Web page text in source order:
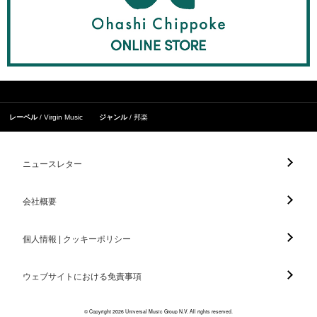
レーベル Virgin Music ジャンル 邦楽
ニュースレター
会社概要
個人情報 | クッキーポリシー
ウェブサイトにおける免責事項
© Copyright 2026 Universal Music Group N.V. All rights reserved.